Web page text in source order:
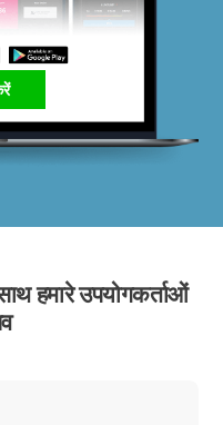
हमारे उपयोगकर्ताओं